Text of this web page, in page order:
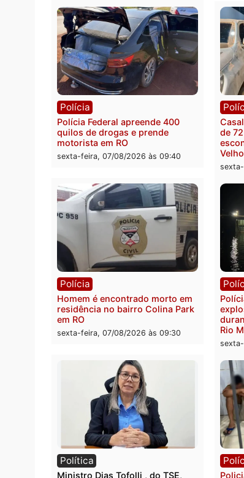
Política
Marcos Rogério apresenta Plano
de Governo com 228 projetos,
metas públicas e
acompanhamento de resultados
sexta-feira, 07/08/2026 às 18:49
Polícia
Polícia Federal apreende 400
quilos de drogas e prende
motorista em RO
sexta-feira, 07/08/2026 às 09:40
Polícia